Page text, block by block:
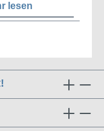
lesen